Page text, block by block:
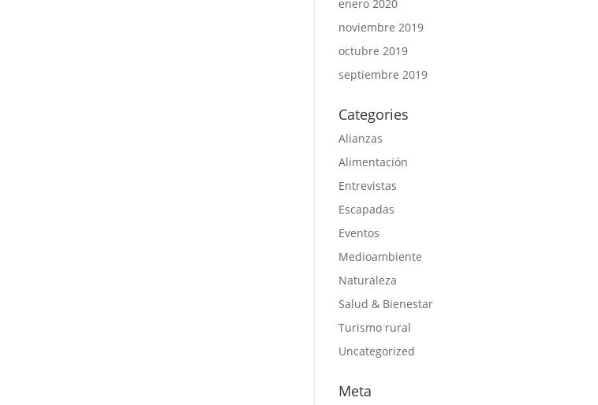
enero 2020
noviembre 2019
octubre 2019
septiembre 2019
Categories
Alianzas
Alimentación
Entrevistas
Escapadas
Eventos
Medioambiente
Naturaleza
Salud & Bienestar
Turismo rural
Uncategorized
Meta